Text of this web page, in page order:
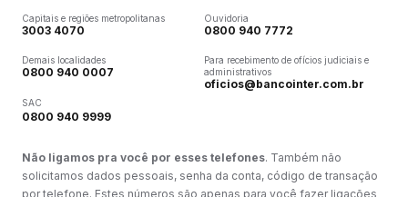
Capitais e regiões metropolitanas
3003 4070
Demais localidades
0800 940 0007
SAC
0800 940 9999
Ouvidoria
0800 940 7772
Para recebimento de ofícios judiciais e
administrativos
oficios@bancointer.com.br
Não ligamos pra você por esses telefones. Também não
solicitamos dados pessoais, senha da conta, código de transação
por telefone. Estes números são apenas para você fazer ligações